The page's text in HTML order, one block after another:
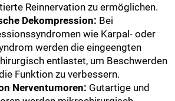
Reinnervation zu ermöglichen.
Dekompression: Bei
wie Karpal- oder
werden die eingeengten
entlastet, um Beschwerden
Funktion zu verbessern.
Nerventumoren: Gutartige und